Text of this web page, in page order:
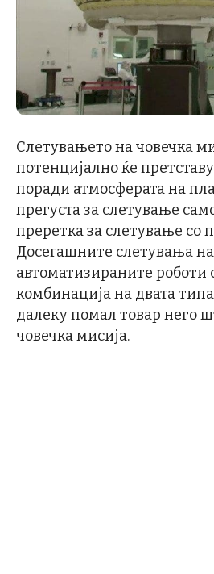
Слетувањето на човечка
потенцијално ќе
поради атмосферата на
прегуста за слетување
преретка за слетување со
Досегашните слетувања на
автоматизираните роботи
комбинација на двата
далеку помал товар него
човечка мисија.